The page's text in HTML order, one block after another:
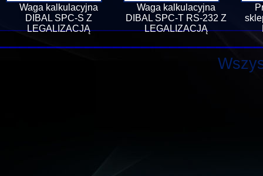
Waga kalkulacyjna
DIBAL SPC-S Z
LEGALIZACJĄ
Waga kalkulacyjna
DIBAL SPC-T RS-232 Z
LEGALIZACJĄ